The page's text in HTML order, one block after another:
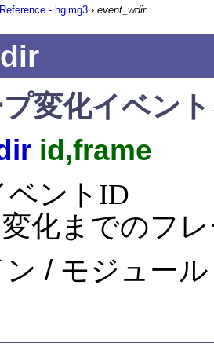
Reference - hgimg3 › event_wdir
変化イベン
id,frame
ベントID
変化までのフ
ン / モジュー